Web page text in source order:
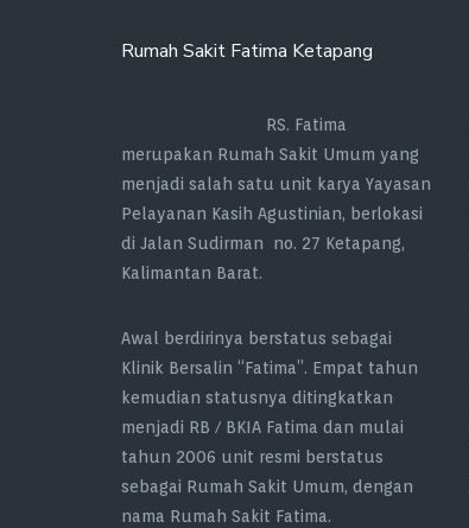
Rumah Sakit Fatima Ketapang
RS. Fatima
merupakan Rumah Sakit Umum yang
menjadi salah satu unit karya Yayasan
Pelayanan Kasih Agustinian, berlokasi
di Jalan Sudirman no. 27 Ketapang,
Kalimantan Barat.
Awal berdirinya berstatus sebagai
Klinik Bersalin “Fatima”. Empat tahun
kemudian statusnya ditingkatkan
menjadi RB / BKIA Fatima dan mulai
tahun 2006 unit resmi berstatus
sebagai Rumah Sakit Umum, dengan
nama Rumah Sakit Fatima.